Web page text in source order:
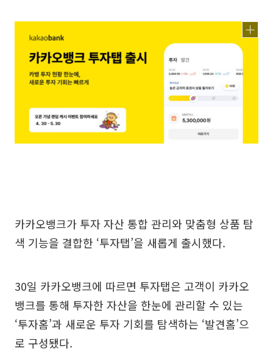
카카오뱅크가 투자 자산 통합 관리와 맞춤형 상품 탐
색 기능을 결합한 ‘투자탭’을 새롭게 출시했다.
30일 카카오뱅크에 따르면 투자탭은 고객이 카카오
뱅크를 통해 투자한 자산을 한눈에 관리할 수 있는
‘투자홈’과 새로운 투자 기회를 탐색하는 ‘발견홈’으
로 구성됐다.